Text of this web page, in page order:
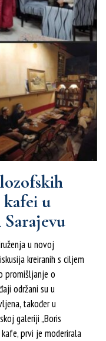
u
u novoj
kreiranih s ciljem
promišljanje o
održani su u
također u
galeriji „Boris
prvi je moderirala